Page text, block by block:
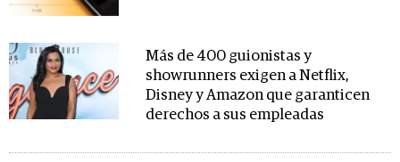
Más de 400 guionistas y
showrunners exigen a Netflix,
Disney y Amazon que garanticen
derechos a sus empleadas